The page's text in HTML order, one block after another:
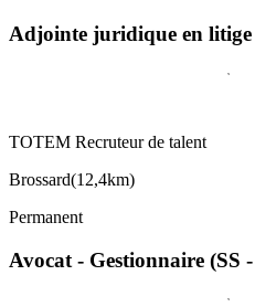
Adjointe juridique en
TOTEM Recruteur de talent
Brossard(12,4km)
Permanent
Avocat - Gestionnaire (SS